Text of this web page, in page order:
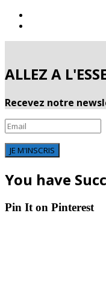
ALLEZ A
Recevez notre
JE M'INSCRIS
You have
Pin It on Pinterest